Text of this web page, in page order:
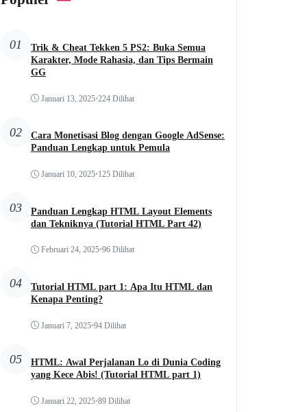
01
Trik & Cheat Tekken 5 PS2: Buka Semua
Karakter, Mode Rahasia, dan Tips Bermain
GG
Januari 13, 2025•224 Dilihat
02
Cara Monetisasi Blog dengan Google AdSense:
Panduan Lengkap untuk Pemula
Januari 10, 2025•125 Dilihat
03
Panduan Lengkap HTML Layout Elements
dan Tekniknya (Tutorial HTML Part 42)
Februari 24, 2025•96 Dilihat
04
Tutorial HTML part 1: Apa Itu HTML dan
Kenapa Penting?
Januari 7, 2025•94 Dilihat
05
HTML: Awal Perjalanan Lo di Dunia Coding
yang Kece Abis! (Tutorial HTML part 1)
Januari 22, 2025•89 Dilihat